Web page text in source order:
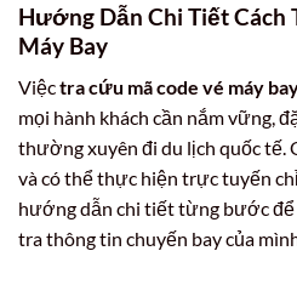
Hướng Dẫn Chi Tiết Cách
Máy Bay
Việctra cứu mã code vé máy
mọi hành khách cần nắm vững,
thường xuyên đi du lịch quốc tế.
và có thể thực hiện trực tuyến
hướng dẫn chi tiết từng bước để
tra thông tin chuyến bay của